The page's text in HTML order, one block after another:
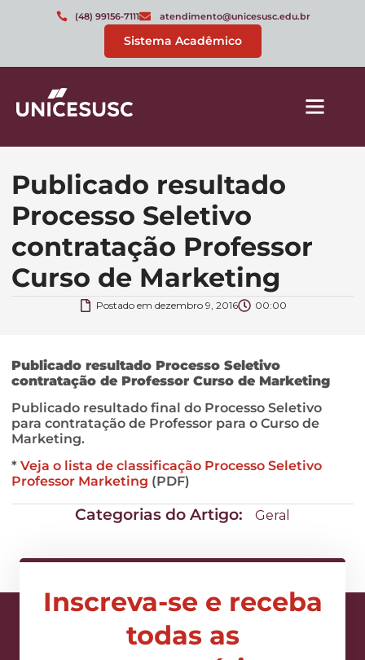
(48) 99156-7111 atendimento@unicesusc.edu.br
Sistema Acadêmico
Publicado resultado
Processo Seletivo
contratação Professor
Curso de Marketing
Postado em dezembro 9, 2016 00:00
Publicado resultado Processo Seletivo
contratação de Professor Curso de Marketing
Publicado resultado final do Processo Seletivo
para contratação de Professor para o Curso de
Marketing.
* Veja o lista de classificação Processo Seletivo
Professor Marketing (PDF)
Categorias do Artigo: Geral
Inscreva-se e receba
todas as